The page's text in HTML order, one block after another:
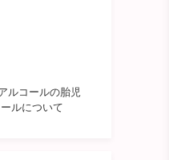
ルコールの胎児
ルについて